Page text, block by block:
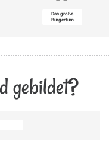
Das große
Bürgertum
gebildet?